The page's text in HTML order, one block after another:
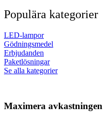
Populära kategorier
LED-lampor
Gödningsmedel
Erbjudanden
Paketlösningar
Se alla kategorier
Maximera avkastningen